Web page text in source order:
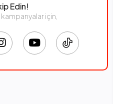
Edin!
için,